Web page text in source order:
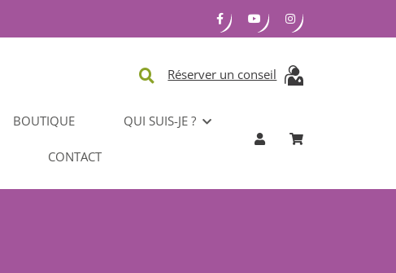
Réserver un conseil
BOUTIQUE QUI SUIS-JE ?
CONTACT